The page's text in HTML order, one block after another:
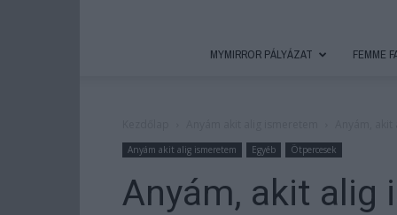
MYMIRROR PÁLYÁZAT FEMME
Anyám akit alig ismeretem Egyéb Ötpercesek
Anyám, akit alig